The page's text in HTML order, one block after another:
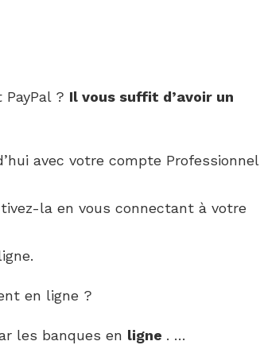
? Il vous suffit d’avoir un
avec votre compte Professionnel
la en vous connectant à votre
en ligne ?
les banques en ligne . …